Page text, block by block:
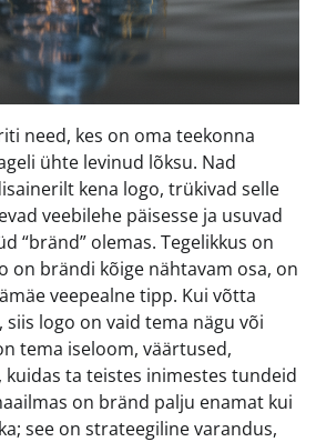
need, kes on oma teekonna
ühte levinud lõksu. Nad
kena logo, trükivad selle
veebilehe päisesse ja usuvad
“bränd” olemas. Tegelikkus on
on brändi kõige nähtavam osa, on
veepealne tipp. Kui võtta
logo on vaid tema nägu või
tema iseloom, väärtused,
ta teistes inimestes tundeid
on bränd palju enamat kui
see on strateegiline varandus,